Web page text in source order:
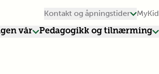
Kontakt og åpningstider
MyKid
vår
Pedagogikk og tilnærming